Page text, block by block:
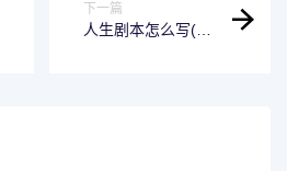
下一篇
人生剧本怎么写(人